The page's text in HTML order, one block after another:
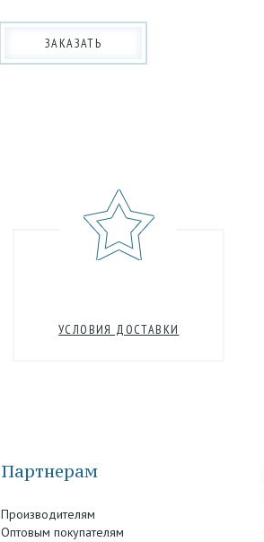
ЗАКАЗАТЬ
УСЛОВИЯ ДОСТАВКИ
Партнерам
Производителям
Оптовым покупателям